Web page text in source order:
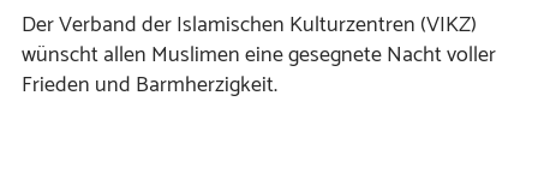
Der Verband der Islamischen Kulturzentren (VIKZ)
wünscht allen Muslimen eine gesegnete Nacht voller
Frieden und Barmherzigkeit.